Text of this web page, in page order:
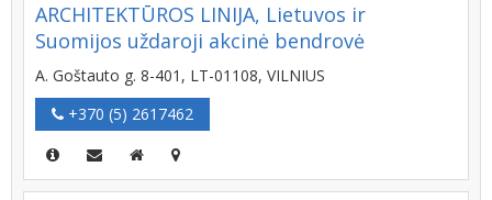
ARCHITEKTŪROS LINIJA, Lietuvos ir
Suomijos uždaroji akcinė bendrovė
A. Goštauto g. 8-401, LT-01108, VILNIUS
+370 (5) 2617462